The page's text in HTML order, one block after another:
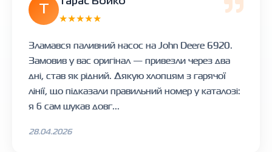
★★★★★
Зламався паливний насос на John Deere 6920.
Замовив у вас оригінал — привезли через два
дні, став як рідний. Дякую хлопцям з гарячої
лінії, що підказали правильний номер у каталозі:
я б сам шукав довг...
28.04.2026